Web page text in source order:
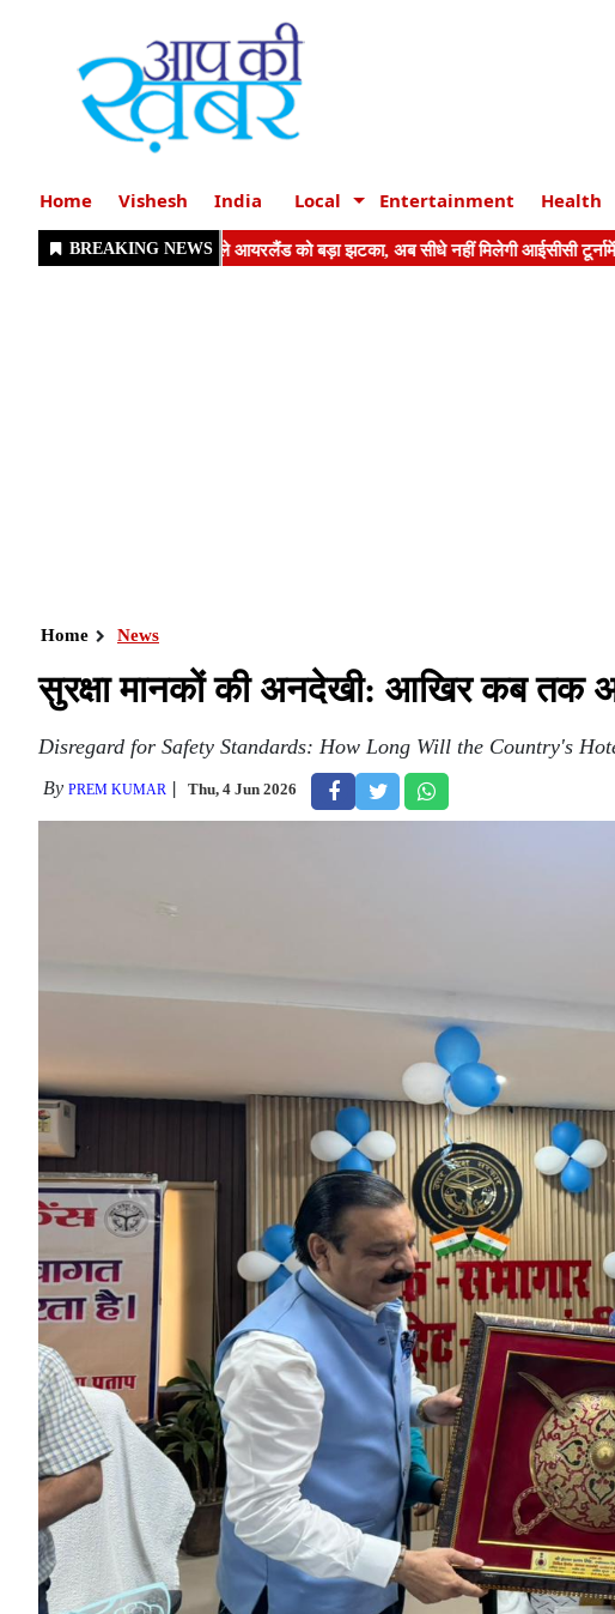
Home Vishesh India Local Entertainment Health
Home News
सुरक्षा मानकों की अनदेखी: आखिर कब तक
Disregard for Safety Standards: How Long Will the Country's
By PREM KUMAR Thu, 4 Jun 2026